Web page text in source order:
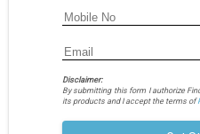
Disclaimer:
By submitting this form I authorize
its products and I accept the terms of